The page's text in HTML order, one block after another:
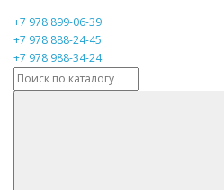
+7 978 899-06-39
+7 978 888-24-45
+7 978 988-34-24